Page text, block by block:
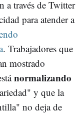
a través de Twitter
para atender a
. Trabajadores que
mostrado
normalizando
y que la
no deja de